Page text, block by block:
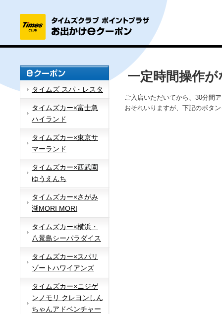
タイムズ スパ・レスタ
タイムズカー×富士急
ハイランド
タイムズカー×東京サ
マーランド
タイムズカー×西武園
ゆうえんち
タイムズカー×さがみ
湖MORI MORI
タイムズカー×横浜・
八景島シーパラダイス
タイムズカー×スパリ
ゾートハワイアンズ
タイムズカー×ニジゲ
ンノモリ クレヨンしん
ちゃんアドベンチャー
一定時間操作
ご入店いただいてから、30分間
おそれいりますが、下記のボタ